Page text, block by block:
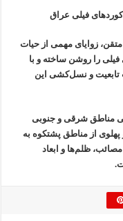
فیلی عراق
متقن، زوایای مهمی از حیات
را روشن ساخته و با
تابعیت و نسل‌کشی این
مناطق شرقی و جنوبی
از مناطق پشتکوه به
ظلم‌ها و ابعاد